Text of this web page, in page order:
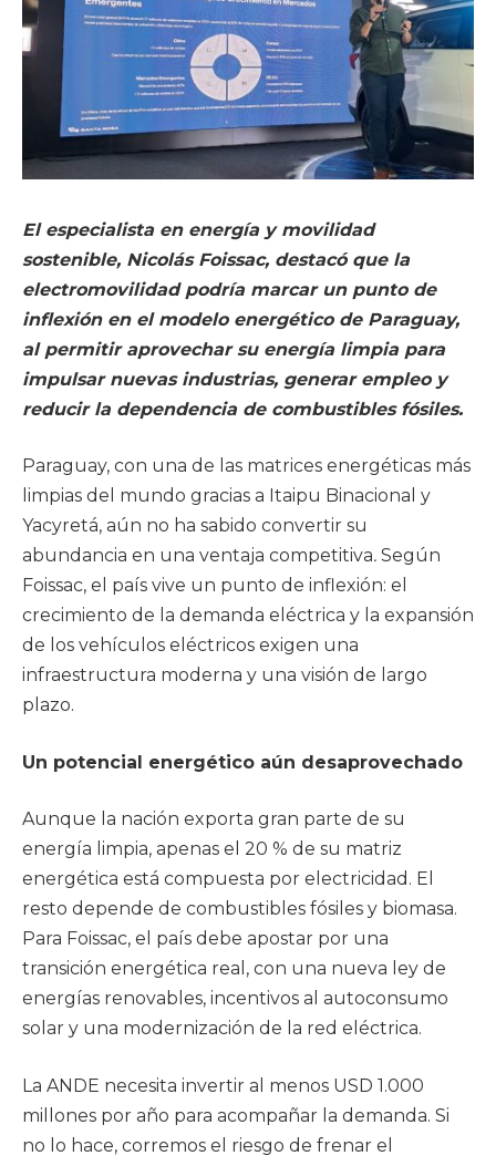
El especialista en energía y movilidad
sostenible, Nicolás Foissac, destacó que la
electromovilidad podría marcar un punto de
inflexión en el modelo energético de Paraguay,
al permitir aprovechar su energía limpia para
impulsar nuevas industrias, generar empleo y
reducir la dependencia de combustibles fósiles.
Paraguay, con una de las matrices energéticas más
limpias del mundo gracias a Itaipu Binacional y
Yacyretá, aún no ha sabido convertir su
abundancia en una ventaja competitiva. Según
Foissac, el país vive un punto de inflexión: el
crecimiento de la demanda eléctrica y la expansión
de los vehículos eléctricos exigen una
infraestructura moderna y una visión de largo
plazo.
Un potencial energético aún desaprovechado
Aunque la nación exporta gran parte de su
energía limpia, apenas el 20 % de su matriz
energética está compuesta por electricidad. El
resto depende de combustibles fósiles y biomasa.
Para Foissac, el país debe apostar por una
transición energética real, con una nueva ley de
energías renovables, incentivos al autoconsumo
solar y una modernización de la red eléctrica.
La ANDE necesita invertir al menos USD 1.000
millones por año para acompañar la demanda. Si
no lo hace, corremos el riesgo de frenar el